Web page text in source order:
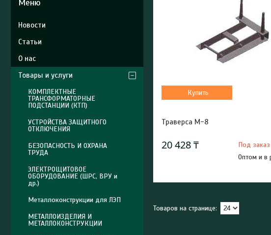
Купить
Траверса М-8
20 428 ₸
Под заказ
Оптом и в
Новости
Статьи
О нас
Товары и услуги
КОМПЛЕКТНЫЕ
ТРАНСФОРМАТОРНЫЕ
ПОДСТАНЦИИ (КТП)
УСТРОЙСТВА ЗАЩИТНОГО
ОТКЛЮЧЕНИЯ
БЕЗОПАСНОСТЬ И ОХРАНА
ТРУДА
ЭЛЕКТРОЩИТОВОЕ
ОБОРУДОВАНИЕ (ШРС, ВРУ и
др.)
Металлоконструкции для ЛЭП
МЕТАЛЛОИЗДЕЛИЯ И
МЕТАЛЛОКОНСТРУКЦИИ